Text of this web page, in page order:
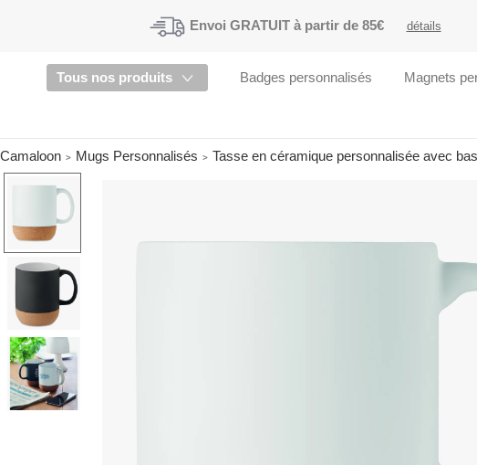
Envoi GRATUIT à partir de 85€ détails
Tous nos produits Badges personnalisés Magnets
Camaloon Mugs Personnalisés Tasse en céramique personnalisée avec